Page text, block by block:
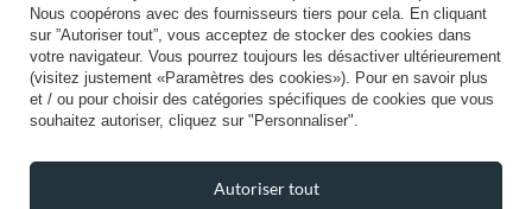
Nous coopérons avec des fournisseurs tiers pour cela. En cliquant
sur ”Autoriser tout”, vous acceptez de stocker des cookies dans
votre navigateur. Vous pourrez toujours les désactiver ultérieurement
(visitez justement «Paramètres des cookies»). Pour en savoir plus
et / ou pour choisir des catégories spécifiques de cookies que vous
souhaitez autoriser, cliquez sur "Personnaliser".
Autoriser tout